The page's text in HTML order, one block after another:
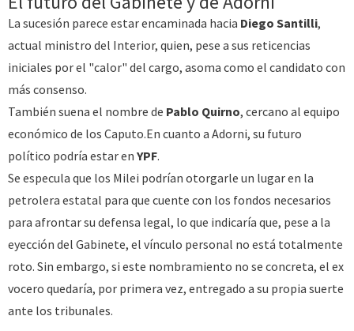
La sucesión parece estar encaminada hacia Diego Santilli,
actual ministro del Interior, quien, pese a sus reticencias
iniciales por el "calor" del cargo, asoma como el candidato con
más consenso.
También suena el nombre de Pablo Quirno, cercano al equipo
económico de los Caputo.En cuanto a Adorni, su futuro
político podría estar en YPF.
Se especula que los Milei podrían otorgarle un lugar en la
petrolera estatal para que cuente con los fondos necesarios
para afrontar su defensa legal, lo que indicaría que, pese a la
eyección del Gabinete, el vínculo personal no está totalmente
roto. Sin embargo, si este nombramiento no se concreta, el ex
vocero quedaría, por primera vez, entregado a su propia suerte
ante los tribunales.